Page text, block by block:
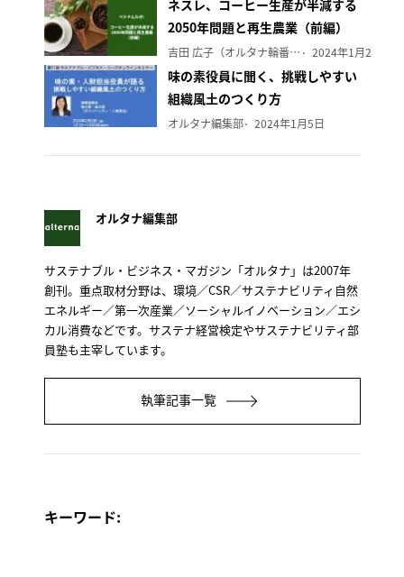
ネスレ、コーヒー生産が半減する
2050年問題と再生農業（前編）
吉田 広子（オルタナ輪番編集長） 2024年1月29日
味の素役員に聞く、挑戦しやすい
組織風土のつくり方
オルタナ編集部 2024年1月5日
オルタナ編集部
サステナブル・ビジネス・マガジン「オルタナ」は2007年
創刊。重点取材分野は、環境／CSR／サステナビリティ自然
エネルギー／第一次産業／ソーシャルイノベーション／エシ
カル消費などです。サステナ経営検定やサステナビリティ部
員塾も主宰しています。
執筆記事一覧
キーワード: